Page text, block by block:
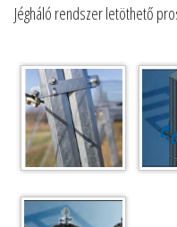
Jégháló rendszer letöthető